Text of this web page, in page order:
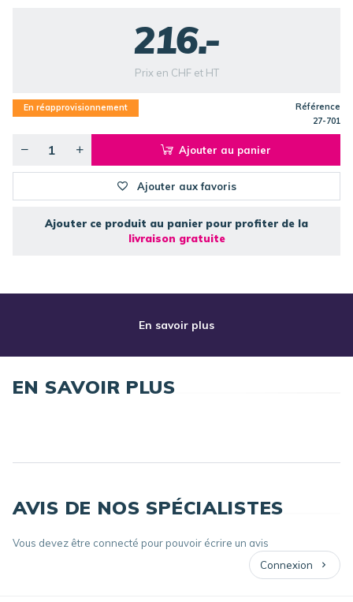
216.-
Prix en CHF et HT
En réapprovisionnement
Référence
27-701
Ajouter au panier
Ajouter aux favoris
Ajouter ce produit au panier pour profiter de la
livraison gratuite
En savoir plus
EN SAVOIR PLUS
AVIS DE NOS SPÉCIALISTES
Vous devez être connecté pour pouvoir écrire un avis
Connexion